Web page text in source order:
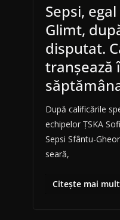
Sepsi,
Glimt,
disputat.
tranşează
După calificările
echipelor ŢSKA
Sepsi Sfântu-
seară,
Citește mai mult